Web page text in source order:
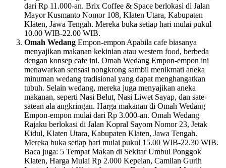
dari Rp 11.000-an. Brix Coffee & Space berlokasi di Jalan
Mayor Kusmanto Nomor 108, Klaten Utara, Kabupaten
Klaten, Jawa Tengah. Mereka buka setiap hari mulai pukul
10.00 WIB-22.00 WIB.
Omah Wedang Empon-empon Apabila cafe biasanya
menyajikan makanan kekinian atau western food, berbeda
dengan konsep cafe ini. Omah Wedang Empon-empon ini
menawarkan sensasi nongkrong sambil menikmati aneka
minuman wedang tradisional yang dapat menghangatkan
tubuh. Selain wedang, mereka juga menyajikan aneka
makanan, seperti Nasi Belut, Nasi Liwet Sayap, dan sate-
satean ala angkringan. Harga makanan di Omah Wedang
Empon-empon mulai dari Rp 3.000-an. Omah Wedang
Rajaku berlokasi di Jalan Kopral Sayom Nomor 23, Jetak
Kidul, Klaten Utara, Kabupaten Klaten, Jawa Tengah.
Mereka buka setiap hari mulai pukul 15.00 WIB-22.30 WIB.
Baca juga: 5 Tempat Makan di Sekitar Umbul Ponggok
Klaten, Harga Mulai Rp 2.000 Kepelan, Camilan Gurih